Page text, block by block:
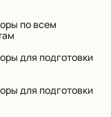
по всем
для подготовки
для подготовки